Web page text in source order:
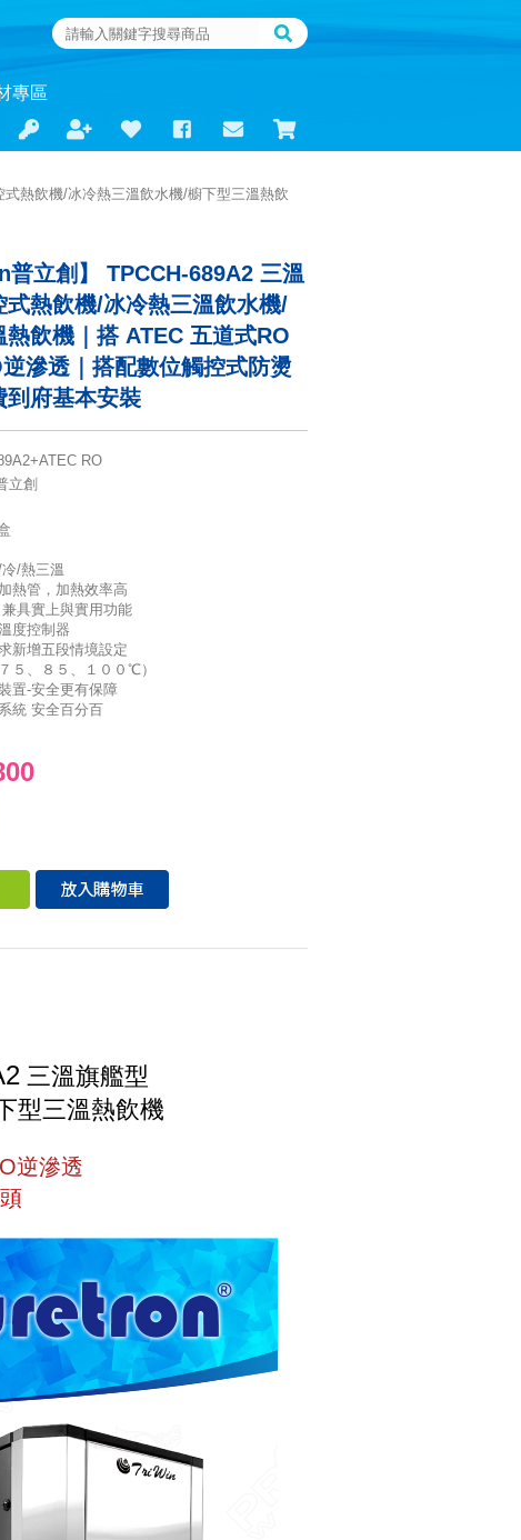
專區
熱飲機/冰冷熱三溫飲水機/櫥下型三溫熱飲
普立創】 TPCCH-689A2 三溫
式熱飲機/冰冷熱三溫飲水機/
熱飲機｜搭 ATEC 五道式RO
滲透｜搭配數位觸控式防燙
到府基本安裝
RO
立創
/熱三溫
熱管，加熱效率高
具實上與實用功能
度控制器
新增五段情境設定
５、８５、１００℃）
置-安全更有保障
統 安全百分百
三溫旗艦型
型三溫熱飲機
逆滲透